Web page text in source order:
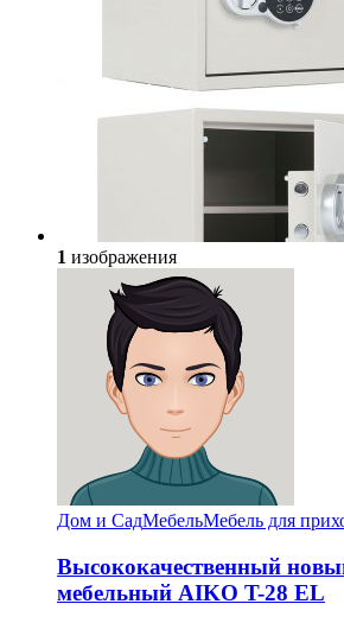
1 изображения
Дом и СадМебельМебель для
Высококачественный
мебельный AIKO T-28 EL